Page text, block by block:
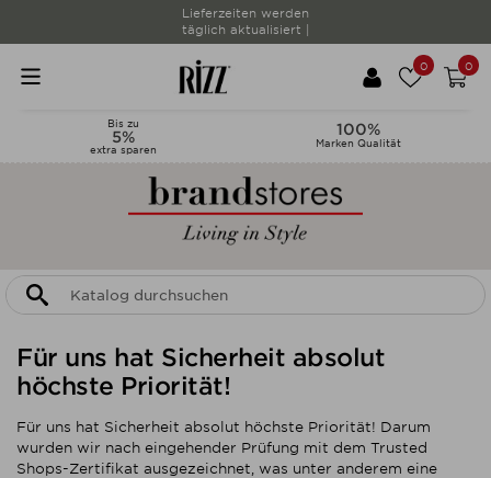
Lieferzeiten werden
täglich aktualisiert |
0 0
Bis zu
5%
extra sparen
100%
Marken Qualität
Für uns hat Sicherheit absolut
höchste Priorität!
Für uns hat Sicherheit absolut höchste Priorität! Darum
wurden wir nach eingehender Prüfung mit dem Trusted
Shops-Zertifikat ausgezeichnet, was unter anderem eine